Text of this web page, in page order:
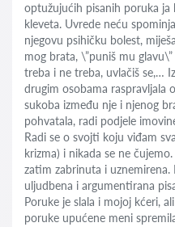
optužujućih pisanih poruka ja
kleveta. Uvrede neću
njegovu psihičku bolest,
mog brata, \”puniš mu
treba i ne treba, uvlačiš se,…
drugim osobama raspravljala
sukoba između nje i njenog
pohvatala, radi podjele
Radi se o svojti koju viđam
krizma) i nikada se ne
zatim zabrinuta i
uljudbena i argumentirana
Poruke je slala i mojoj kćeri,
poruke upućene meni